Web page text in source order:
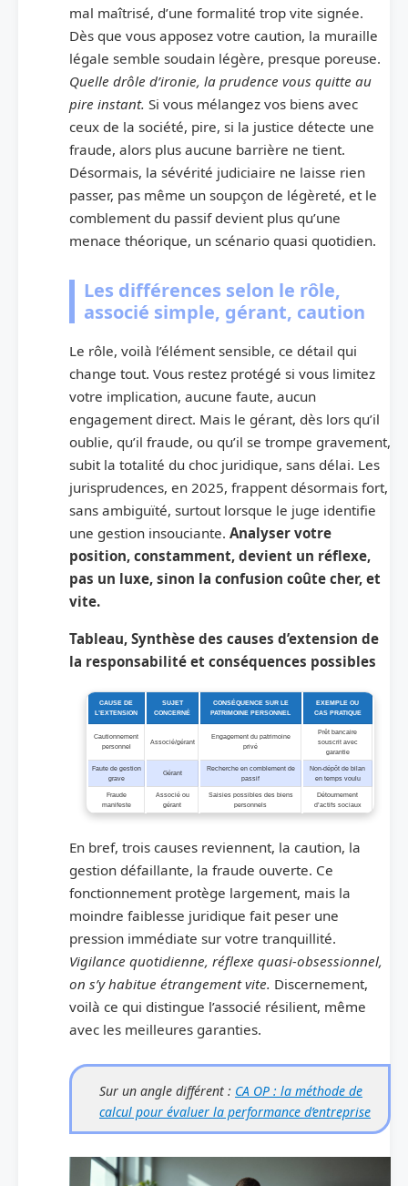
mal maîtrisé, d’une formalité trop vite signée.
Dès que vous apposez votre caution, la muraille
légale semble soudain légère, presque poreuse.
Quelle drôle d’ironie, la prudence vous quitte au
pire instant. Si vous mélangez vos biens avec
ceux de la société, pire, si la justice détecte une
fraude, alors plus aucune barrière ne tient.
Désormais, la sévérité judiciaire ne laisse rien
passer, pas même un soupçon de légèreté, et le
comblement du passif devient plus qu’une
menace théorique, un scénario quasi quotidien.
Les différences selon le rôle,
associé simple, gérant, caution
Le rôle, voilà l’élément sensible, ce détail qui
change tout. Vous restez protégé si vous limitez
votre implication, aucune faute, aucun
engagement direct. Mais le gérant, dès lors qu’il
oublie, qu’il fraude, ou qu’il se trompe gravement,
subit la totalité du choc juridique, sans délai. Les
jurisprudences, en 2025, frappent désormais fort,
sans ambiguïté, surtout lorsque le juge identifie
une gestion insouciante. Analyser votre
position, constamment, devient un réflexe,
pas un luxe, sinon la confusion coûte cher, et
vite.
Tableau, Synthèse des causes d’extension de
la responsabilité et conséquences possibles
CAUSE DE
L’EXTENSION
SUJET
CONCERNÉ
CONSÉQUENCE SUR LE
PATRIMOINE PERSONNEL
EXEMPLE OU
CAS PRATIQUE
Cautionnement
personnel
Associé/gérant
Engagement du patrimoine
privé
Prêt bancaire
souscrit avec
garantie
Faute de gestion
grave
Gérant
Recherche en comblement de
passif
Non-dépôt de bilan
en temps voulu
Fraude
manifeste
Associé ou
gérant
Saisies possibles des biens
personnels
Détournement
d’actifs sociaux
En bref, trois causes reviennent, la caution, la
gestion défaillante, la fraude ouverte. Ce
fonctionnement protège largement, mais la
moindre faiblesse juridique fait peser une
pression immédiate sur votre tranquillité.
Vigilance quotidienne, réflexe quasi-obsessionnel,
on s’y habitue étrangement vite. Discernement,
voilà ce qui distingue l’associé résilient, même
avec les meilleures garanties.
Sur un angle différent : CA OP : la méthode de
calcul pour évaluer la performance d’entreprise